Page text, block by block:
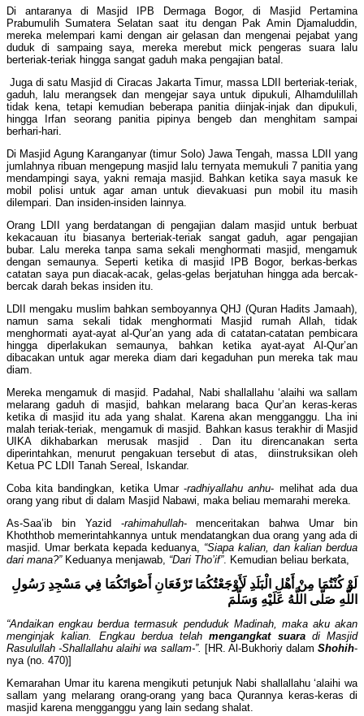
Di antaranya di Masjid IPB Dermaga Bogor, di Masjid Pertamina
Prabumulih Sumatera Selatan saat itu dengan Pak Amin Djamaluddin,
mereka melempari kami dengan air gelasan dan mengenai pejabat yang
duduk di sampaing saya, mereka merebut mick pengeras suara lalu
berteriak-teriak hingga sangat gaduh maka pengajian batal.
Juga di satu Masjid di Ciracas Jakarta Timur, massa LDII berteriak-teriak,
gaduh, lalu merangsek dan mengejar saya untuk dipukuli, Alhamdulillah
tidak kena, tetapi kemudian beberapa panitia diinjak-injak dan dipukuli,
hingga Irfan seorang panitia pipinya bengeb dan menghitam sampai
berhari-hari.
Di Masjid Agung Karanganyar (timur Solo) Jawa Tengah, massa LDII yang
jumlahnya ribuan mengepung masjid lalu ternyata memukuli 7 panitia yang
mendampingi saya, yakni remaja masjid. Bahkan ketika saya masuk ke
mobil polisi untuk agar aman untuk dievakuasi pun mobil itu masih
dilempari. Dan insiden-insiden lainnya.
Orang LDII yang berdatangan di pengajian dalam masjid untuk berbuat
kekacauan itu biasanya berteriak-teriak sangat gaduh, agar pengajian
bubar. Lalu mereka tanpa sama sekali menghormati masjid, mengamuk
dengan semaunya. Seperti ketika di masjid IPB Bogor, berkas-berkas
catatan saya pun diacak-acak, gelas-gelas berjatuhan hingga ada bercak-
bercak darah bekas insiden itu.
LDII mengaku muslim bahkan semboyannya QHJ (Quran Hadits Jamaah),
namun sama sekali tidak menghormati Masjid rumah Allah, tidak
menghormati ayat-ayat al-Qur’an yang ada di catatan-catatan pembicara
hingga diperlakukan semaunya, bahkan ketika ayat-ayat Al-Qur’an
dibacakan untuk agar mereka diam dari kegaduhan pun mereka tak mau
diam.
Mereka mengamuk di masjid. Padahal, Nabi shallallahu ‘alaihi wa sallam
melarang gaduh di masjid, bahkan melarang baca Qur’an keras-keras
ketika di masjid itu ada yang shalat. Karena akan mengganggu. Lha ini
malah teriak-teriak, mengamuk di masjid. Bahkan kasus terakhir di Masjid
UIKA dikhabarkan merusak masjid . Dan itu direncanakan serta
diperintahkan, menurut pengakuan tersebut di atas, diinstruksikan oleh
Ketua PC LDII Tanah Sereal, Iskandar.
Coba kita bandingkan, ketika Umar -radhiyallahu anhu- melihat ada dua
orang yang ribut di dalam Masjid Nabawi, maka beliau memarahi mereka.
As-Saa’ib bin Yazid -rahimahullah- menceritakan bahwa Umar bin
Khoththob memerintahkannya untuk mendatangkan dua orang yang ada di
masjid. Umar berkata kepada keduanya, “Siapa kalian, dan kalian berdua
dari mana?”Keduanya menjawab, “Dari Tho’if”. Kemudian beliau berkata,
لَوْ كُنْتُمَا مِنْ أَهْلِ الْبَلَدِ لَأَوْجَعْتُكُمَا تَرْفَعَانِ أَصْوَاتَكُمَا فِي مَسْجِدِ رَسُولِ
اللَّهِ صَلَّى اللَّهُ عَلَيْهِ وَسَلَّمَ
“Andaikan engkau berdua termasuk penduduk Madinah, maka aku akan
menginjak kalian. Engkau berdua telahmengangkat suaradi Masjid
Rasulullah -Shallallahu alaihi wa sallam-”. [HR. Al-Bukhoriy dalam Shohih-
nya (no. 470)]
Kemarahan Umar itu karena mengikuti petunjuk Nabi shallallahu ‘alaihi wa
sallam yang melarang orang-orang yang baca Qurannya keras-keras di
masjid karena mengganggu yang lain sedang shalat.